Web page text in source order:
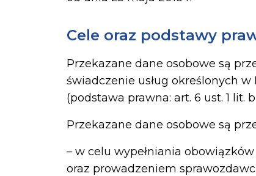
Cele oraz podstawy
Przekazane dane osobowe są
świadczenie usług określonych
(podstawa prawna: art. 6 ust. 1 lit.
Przekazane dane osobowe są
– w celu wypełniania
oraz prowadzeniem